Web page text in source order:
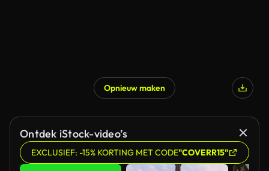
Opnieuw maken
Ontdek iStock-video’s
EXCLUSIEF: -15% KORTING MET CODE"COVERR15"